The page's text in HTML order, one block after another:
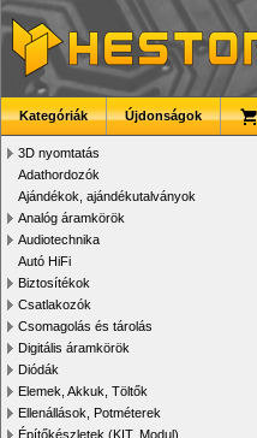
Kategóriák Újdonságok
3D nyomtatás
Adathordozók
Ajándékok, ajándékutalványok
Analóg áramkörök
Audiotechnika
Autó HiFi
Biztosítékok
Csatlakozók
Csomagolás és tárolás
Digitális áramkörök
Diódák
Elemek, Akkuk, Töltők
Ellenállások, Potméterek
Építőkészletek (KIT, Modul)